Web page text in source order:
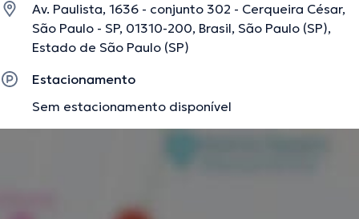
de especialização e já escreveu interessantes artigos.
Cabe mencionar que, o médico pode te atender em
Português Inglês em seu consultório.
A descrição foi editada pela equipe do doctoranytime, baseada em
Av. Paulista, 1636 - conjunto 302 - Cerqueira César,
São Paulo - SP, 01310-200, Brasil, São Paulo (SP),
Estado de São Paulo (SP)
Estacionamento
Sem estacionamento disponível